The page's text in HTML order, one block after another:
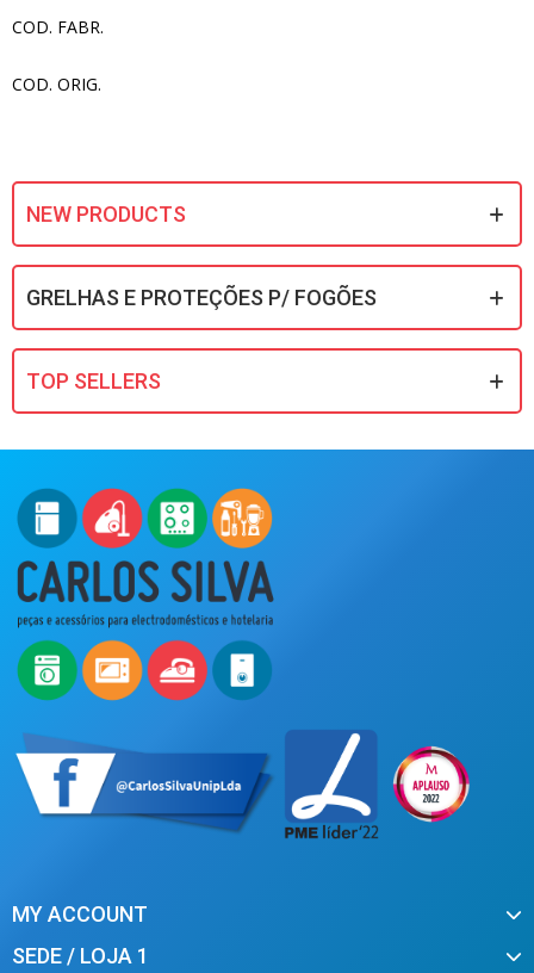
COD. FABR.
COD. ORIG.
NEW PRODUCTS
GRELHAS E PROTEÇÕES P/ FOGÕES
TOP SELLERS
MY ACCOUNT
SEDE / LOJA 1